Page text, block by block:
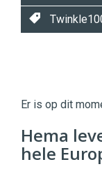
|
Digital
Commerce
9654
Er is op dit
Hema
hele